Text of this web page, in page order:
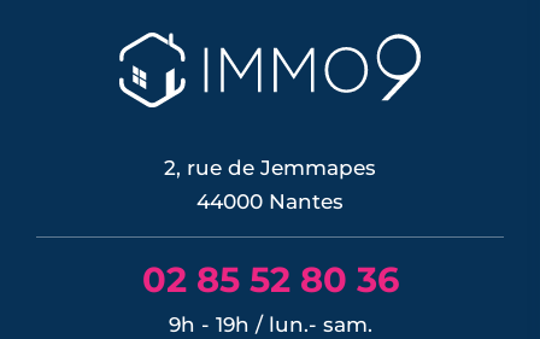
la surchauffe aide désormais à cibler la
renaturation de la ville, du plan Pleine
terre aux r�...
2, rue de Jemmapes
44000 Nantes
02 85 52 80 36
9h - 19h / lun.- sam.